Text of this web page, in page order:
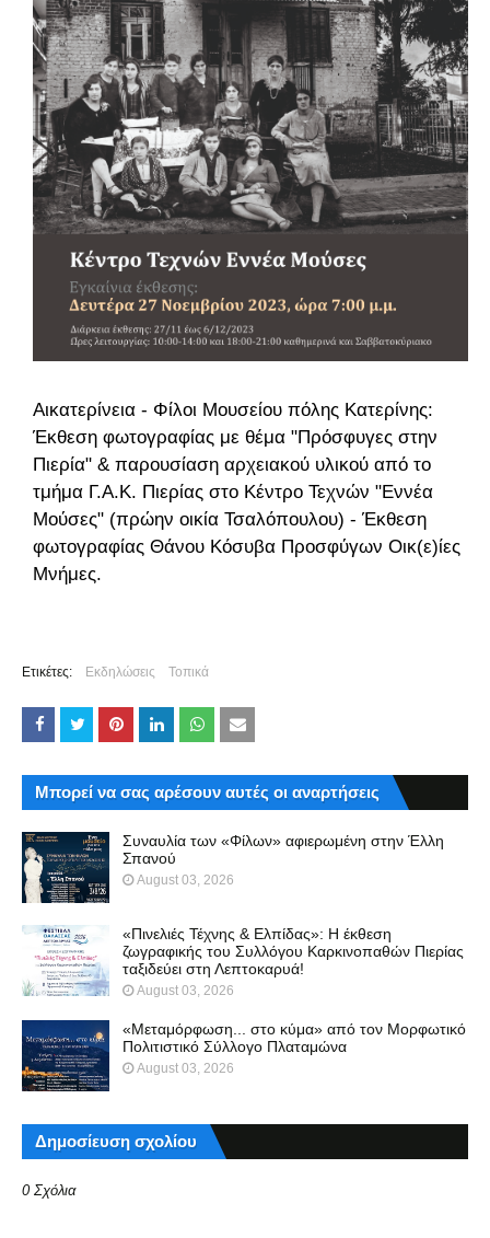
Αικατερίνεια - Φίλοι Μουσείου πόλης Κατερίνης:
Έκθεση φωτογραφίας με θέμα "Πρόσφυγες στην
Πιερία" & παρουσίαση αρχειακού υλικού από το
τμήμα Γ.Α.Κ. Πιερίας στο Κέντρο Τεχνών "Εννέα
Μούσες" (πρώην οικία Τσαλόπουλου) - Έκθεση
φωτογραφίας Θάνου Κόσυβα Προσφύγων Οικ(ε)ίες
Μνήμες.
Ετικέτες: Εκδηλώσεις Τοπικά
Μπορεί να σας αρέσουν αυτές οι αναρτήσεις
Συναυλία των «Φίλων» αφιερωμένη στην Έλλη
Σπανού
August 03, 2026
«Πινελιές Τέχνης & Ελπίδας»: Η έκθεση
ζωγραφικής του Συλλόγου Καρκινοπαθών Πιερίας
ταξιδεύει στη Λεπτοκαρυά!
August 03, 2026
«Μεταμόρφωση... στο κύμα» από τον Μορφωτικό
Πολιτιστικό Σύλλογο Πλαταμώνα
August 03, 2026
Δημοσίευση σχολίου
0 Σχόλια